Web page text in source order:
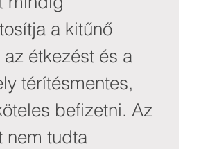
a kitűnő
étkezést és a
térítésmentes,
befizetni. Az
nem tudta